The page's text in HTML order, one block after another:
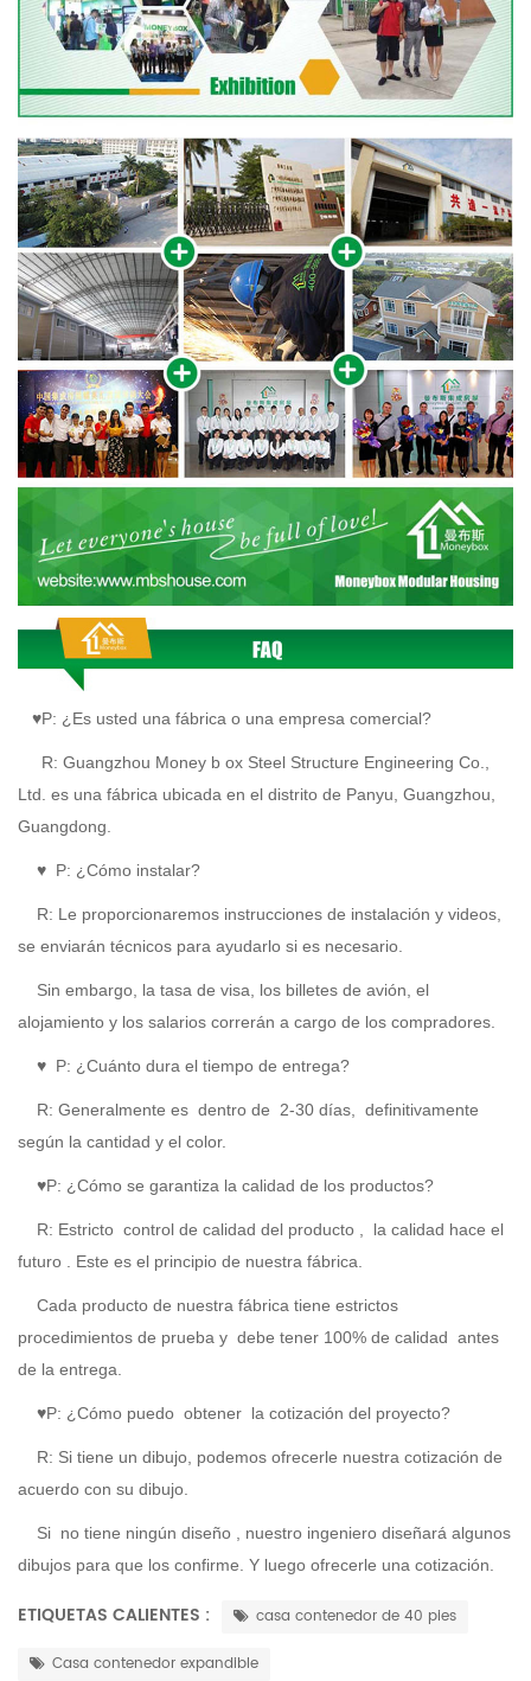
♥P: ¿Es usted una fábrica o una empresa comercial?
R: Guangzhou Money b ox Steel Structure Engineering Co.,
Ltd. es una fábrica ubicada en el distrito de Panyu, Guangzhou,
Guangdong.
♥ P: ¿Cómo instalar?
R: Le proporcionaremos instrucciones de instalación y videos,
se enviarán técnicos para ayudarlo si es necesario.
Sin embargo, la tasa de visa, los billetes de avión, el
alojamiento y los salarios correrán a cargo de los compradores.
♥ P: ¿Cuánto dura el tiempo de entrega?
R: Generalmente es dentro de 2-30 días, definitivamente
según la cantidad y el color.
♥P: ¿Cómo se garantiza la calidad de los productos?
R: Estricto control de calidad del producto , la calidad hace el
futuro . Este es el principio de nuestra fábrica.
Cada producto de nuestra fábrica tiene estrictos
procedimientos de prueba y debe tener 100% de calidad antes
de la entrega.
♥P: ¿Cómo puedo obtener la cotización del proyecto?
R: Si tiene un dibujo, podemos ofrecerle nuestra cotización de
acuerdo con su dibujo.
Si no tiene ningún diseño , nuestro ingeniero diseñará algunos
dibujos para que los confirme. Y luego ofrecerle una cotización.
ETIQUETAS CALIENTES : casa contenedor de 40 pies
Casa contenedor expandible